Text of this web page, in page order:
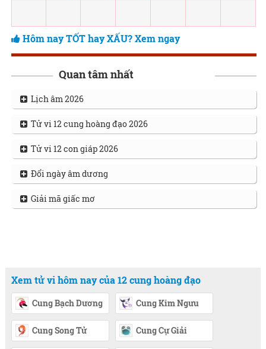
Hôm nay TỐT hay XẤU? Xem ngay
Quan tâm nhất
Lịch âm 2026
Tử vi 12 cung hoàng đạo 2026
Tử vi 12 con giáp 2026
Đổi ngày âm dương
Giải mã giấc mơ
Xem tử vi hôm nay của 12 cung hoàng đạo
Cung Bạch Dương Cung Kim Ngưu
Cung Song Tử Cung Cự Giải